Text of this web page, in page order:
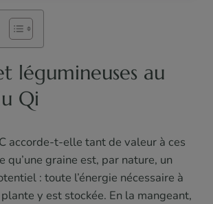
légumineuses au
Qi
accorde-t-elle tant de valeur à ces
qu’une graine est, par nature, un
: toute l’énergie nécessaire à
y est stockée. En la mangeant,